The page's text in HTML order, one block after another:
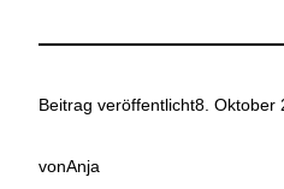
Beitrag veröffentlicht8. Oktober
vonAnja